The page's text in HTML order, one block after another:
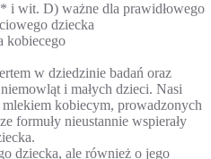
i wit. D) ważne dla prawidłowego
dziecka
kobiecego
w dziedzinie badań oraz
i małych dzieci. Nasi
kobiecym, prowadzonych
formuły nieustannie wspierały
dziecka, ale również o jego